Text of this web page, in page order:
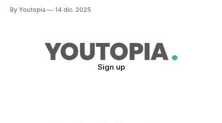
By Youtopia 14 dic. 2025
Sign up